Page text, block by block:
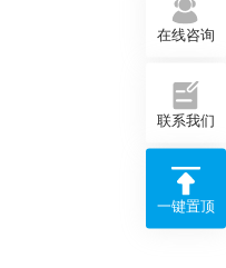
在线咨询
联系我们
一键置顶